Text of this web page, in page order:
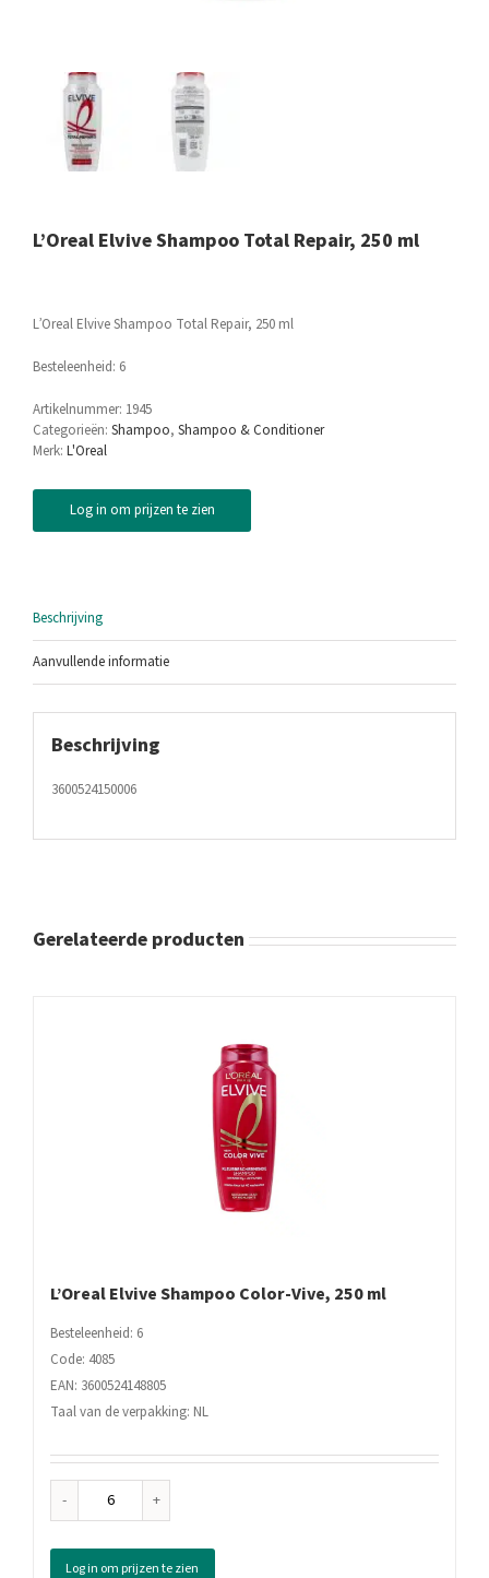
L’Oreal Elvive Shampoo Total Repair, 250 ml
L’Oreal Elvive Shampoo Total Repair, 250 ml
Besteleenheid: 6
Artikelnummer: 1945
Categorieën: Shampoo, Shampoo & Conditioner
Merk: L'Oreal
Log in om prijzen te zien
Beschrijving
Aanvullende informatie
Beschrijving
3600524150006
Gerelateerde producten
L’Oreal Elvive Shampoo Color-Vive, 250 ml
Besteleenheid: 6
Code: 4085
EAN: 3600524148805
Taal van de verpakking: NL
L'Oreal
Shampoo
Color-
Log in om prijzen te zien